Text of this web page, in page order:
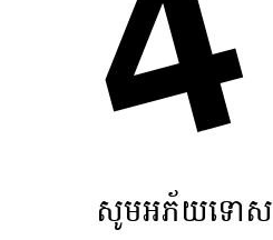
សូមអភ័យទោស